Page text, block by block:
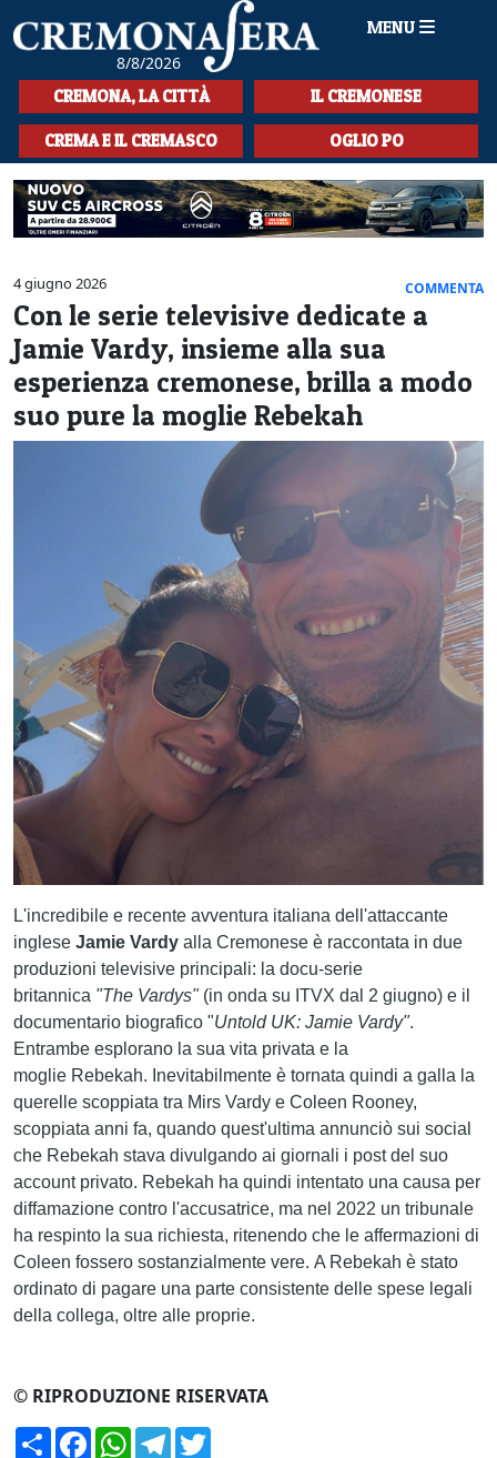
8/8/2026
MENU
HOME
CRONACA
SPORT
LA MUSICA
CULTURA
LA STORIA
SPETTACOLI
L'EDITORIALE
CREMONA, LA CITTÀ IL CREMONESE
CREMA E IL CREMASCO OGLIO PO
4 giugno 2026 COMMENTA
Con le serie televisive dedicate a
Jamie Vardy, insieme alla sua
esperienza cremonese, brilla a modo
suo pure la moglie Rebekah
L'incredibile e recente avventura italiana dell'attaccante
inglese Jamie Vardy alla Cremonese è raccontata in due
produzioni televisive principali: la docu-serie
britannica "The Vardys"(in onda su ITVX dal 2 giugno) e il
documentario biografico "Untold UK: Jamie Vardy".
Entrambe esplorano la sua vita privata e la
moglie Rebekah. Inevitabilmente è tornata quindi a galla la
querelle scoppiata tra Mirs Vardy e Coleen Rooney,
scoppiata anni fa, quando quest'ultima annunciò sui social
che Rebekah stava divulgando ai giornali i post del suo
account privato. Rebekah ha quindi intentato una causa per
diffamazione contro l'accusatrice, ma nel 2022 un tribunale
ha respinto la sua richiesta, ritenendo che le affermazioni di
Coleen fossero sostanzialmente vere. A Rebekah è stato
ordinato di pagare una parte consistente delle spese legali
della collega, oltre alle proprie.
© RIPRODUZIONE RISERVATA
CondividiFacebookWhatsApp
Telegram